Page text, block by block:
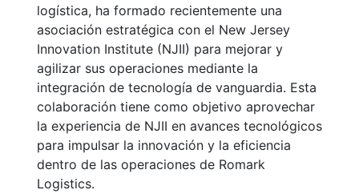
logística, ha formado recientemente una
asociación estratégica con el New Jersey
Innovation Institute (NJII) para mejorar y
agilizar sus operaciones mediante la
integración de tecnología de vanguardia. Esta
colaboración tiene como objetivo aprovechar
la experiencia de NJII en avances tecnológicos
para impulsar la innovación y la eficiencia
dentro de las operaciones de Romark
Logistics.